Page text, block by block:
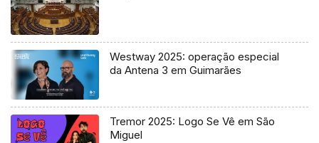
Westway 2025: operação especial
da Antena 3 em Guimarães
Tremor 2025: Logo Se Vê em São
Miguel